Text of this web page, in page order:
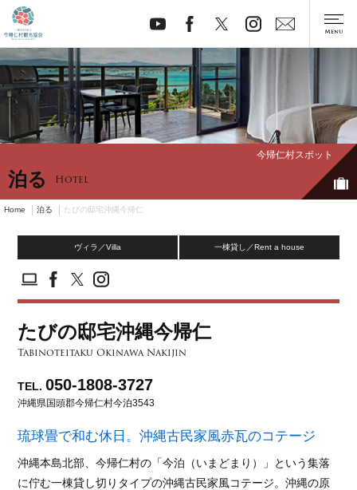
今帰仁村スポット
泊る Hotel
Home 泊る たびの邸宅沖縄今帰仁
ヴィラ／Villa 一棟貸し／Rent a house
たびの邸宅沖縄今帰仁
Tabinoteitaku Okinawa Nakijin
TEL.050-1808-3727
沖縄県国頭郡今帰仁村今泊3543
琉球畳で和む休日。沖縄古民家風赤瓦のコテージ
沖縄本島北部、今帰仁村の「今泊（いまどまり）」という集落
に佇む一棟貸し切りタイプの沖縄古民家風コテージ。沖縄の原